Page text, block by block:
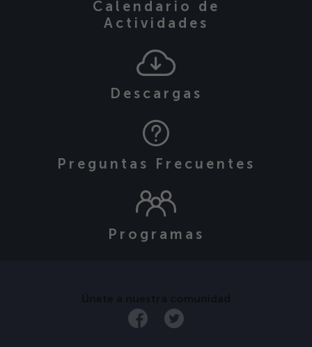
Calendario de
Actividades
Descargas
Preguntas Frecuentes
Programas